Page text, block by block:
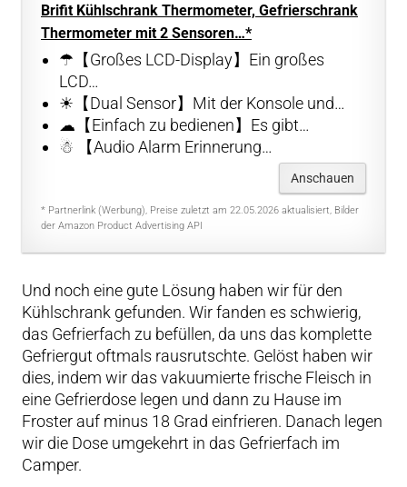
Brifit Kühlschrank Thermometer, Gefrierschrank
Thermometer mit 2 Sensoren…*
☂【Großes LCD-Display】Ein großes
LCD…
☀【Dual Sensor】Mit der Konsole und…
☁【Einfach zu bedienen】Es gibt…
☃ 【Audio Alarm Erinnerung…
Anschauen
* Partnerlink (Werbung), Preise zuletzt am 22.05.2026 aktualisiert, Bilder
der Amazon Product Advertising API
Und noch eine gute Lösung haben wir für den
Kühlschrank gefunden. Wir fanden es schwierig,
das Gefrierfach zu befüllen, da uns das komplette
Gefriergut oftmals rausrutschte. Gelöst haben wir
dies, indem wir das vakuumierte frische Fleisch in
eine Gefrierdose legen und dann zu Hause im
Froster auf minus 18 Grad einfrieren. Danach legen
wir die Dose umgekehrt in das Gefrierfach im
Camper.